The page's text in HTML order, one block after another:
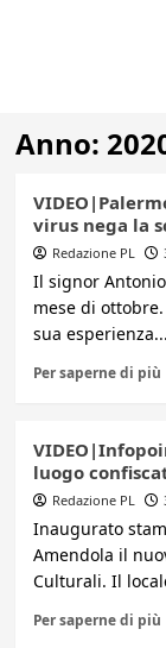
Anno:
virus nega la
Redazione PL
Il signor
mese di
sua esperienza...
Per saperne di più
luogo
Redazione PL
Inaugurato
Amendola il
Culturali. Il
Per saperne di più